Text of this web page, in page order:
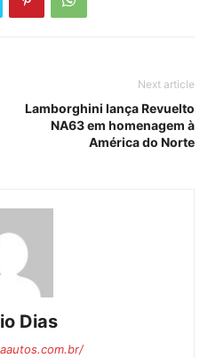
Next article
Lamborghini lança Revuelto
NA63 em homenagem à
América do Norte
Dias